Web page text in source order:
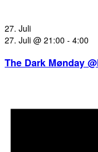
27. Juli
27. Juli @ 21:00 - 4:00
The Dark Mønday